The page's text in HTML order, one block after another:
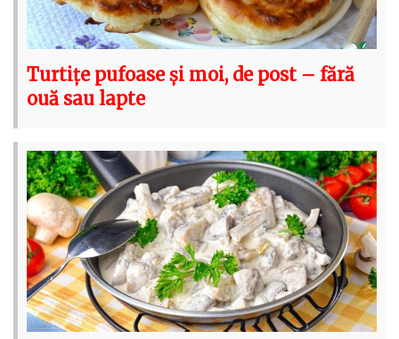
Turtițe pufoase și moi, de post – fără
ouă sau lapte